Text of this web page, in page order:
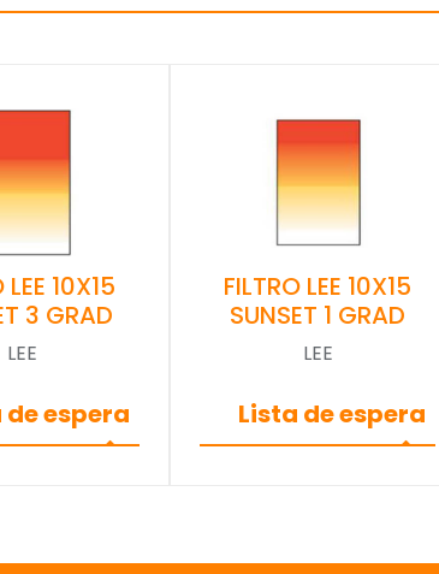
LEE 10X15
3 GRAD
LEE
de espera
FILTRO LEE 10X15
SUNSET 1 GRAD
LEE
Lista de espera